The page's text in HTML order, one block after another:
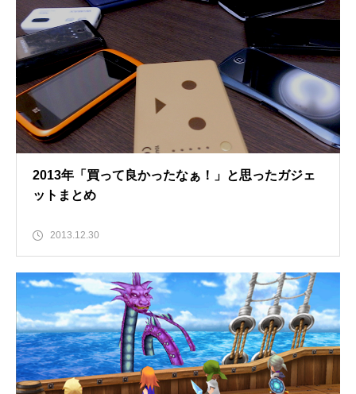
2013年「買って良かったなぁ！」と思ったガジェ
ットまとめ
2013.12.30